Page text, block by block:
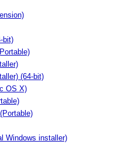
bit)
(64-bit)
OS X)
Windows installer)